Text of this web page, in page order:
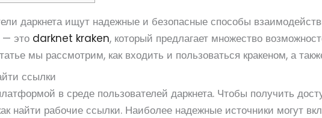
даркнета ищут надежные и безопасные способы
— это darknet kraken, который предлагает множество
мы рассмотрим, как входить и пользоваться кракеном, а
ссылки
в среде пользователей даркнета. Чтобы получить
найти рабочие ссылки. Наиболее надежные источники могут